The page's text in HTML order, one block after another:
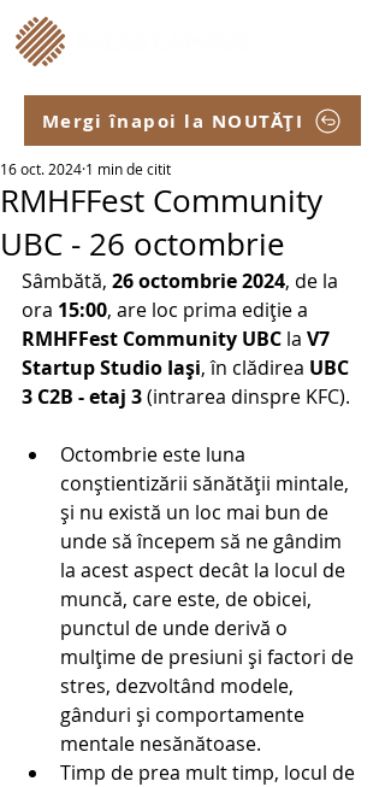
Mergi înapoi la NOUTĂȚI
RMHFFest Community
UBC - 26 octombrie
16 oct. 2024 1 min de citit
Sâmbătă, 26 octombrie 2024, de la
ora 15:00, are loc prima ediție a
RMHFFest Community UBC la V7
Startup Studio Iași, în clădirea UBC
3 C2B - etaj 3 (intrarea dinspre KFC).
Octombrie este luna
conștientizării sănătății mintale,
și nu există un loc mai bun de
unde să începem să ne gândim
la acest aspect decât la locul de
muncă, care este, de obicei,
punctul de unde derivă o
mulțime de presiuni și factori de
stres, dezvoltând modele,
gânduri și comportamente
mentale nesănătoase.
Timp de prea mult timp, locul de